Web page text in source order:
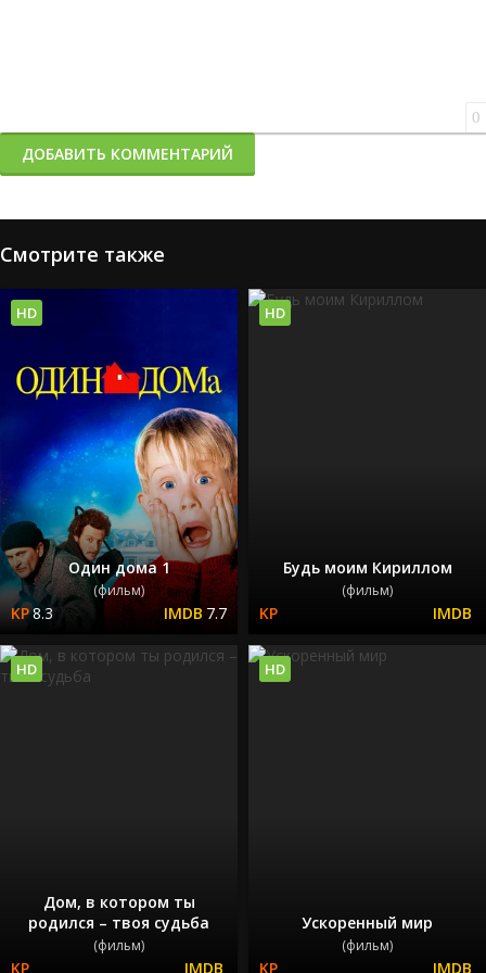
0
ДОБАВИТЬ КОММЕНТАРИЙ
Смотрите также
Один дома 1
(фильм)
8.3 7.7
HD
Будь моим Кириллом
(фильм)
HD
Дом, в котором ты
родился – твоя судьба
(фильм)
HD
Ускоренный мир
(фильм)
HD